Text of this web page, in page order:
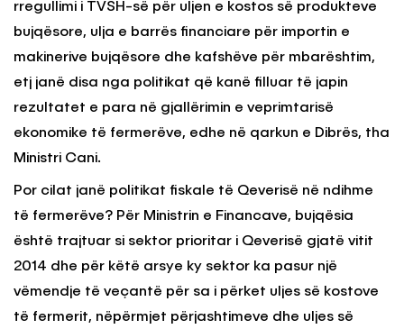
rregullimi i TVSH-së për uljen e kostos së produkteve
bujqësore, ulja e barrës financiare për importin e
makinerive bujqësore dhe kafshëve për mbarështim,
etj janë disa nga politikat që kanë filluar të japin
rezultatet e para në gjallërimin e veprimtarisë
ekonomike të fermerëve, edhe në qarkun e Dibrës, tha
Ministri Cani.
Por cilat janë politikat fiskale të Qeverisë në ndihme
të fermerëve? Për Ministrin e Financave, bujqësia
është trajtuar si sektor prioritar i Qeverisë gjatë vitit
2014 dhe për këtë arsye ky sektor ka pasur një
vëmendje të veçantë për sa i përket uljes së kostove
të fermerit, nëpërmjet përjashtimeve dhe uljes së